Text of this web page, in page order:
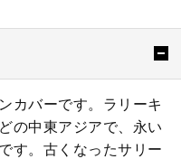
カバーです。ラリーキ
の中東アジアで、永い
す。古くなったサリー